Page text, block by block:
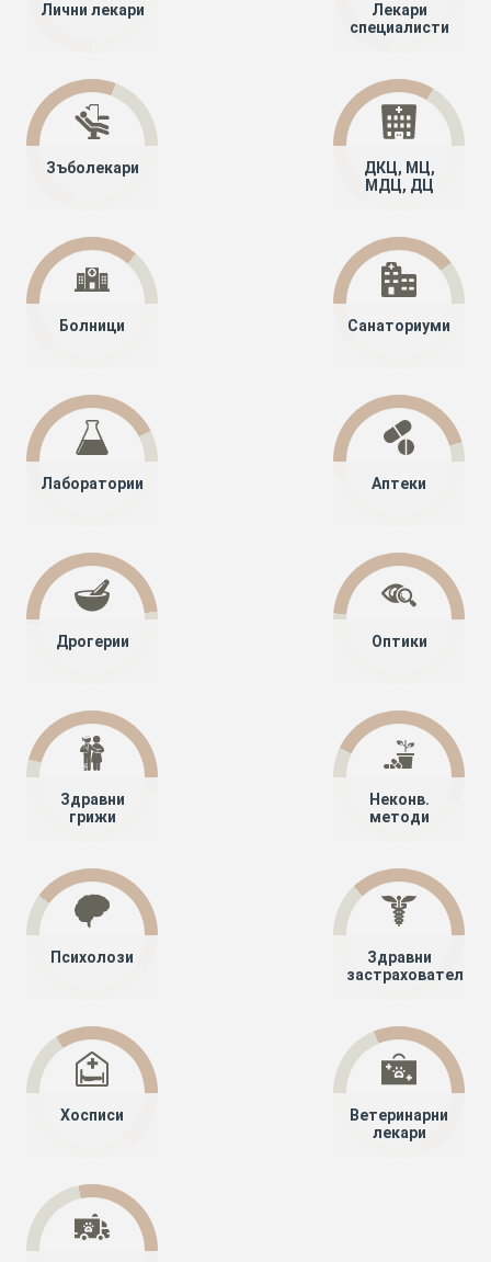
Лични лекари
Лекари
специалисти
Зъболекари
ДКЦ, МЦ,
МДЦ, ДЦ
Болници Санаториуми
Лаборатории Аптеки
Дрогерии Оптики
Здравни
грижи
Неконв.
методи
Психолози
Здравни
застрахователи
Хосписи
Ветеринарни
лекари